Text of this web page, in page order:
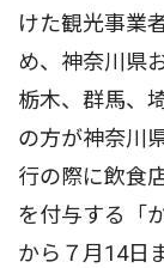
けた観光事業
め、神奈川県
栃木、群馬、
の方が神奈川
行の際に飲食
を付与する「
から７月14日